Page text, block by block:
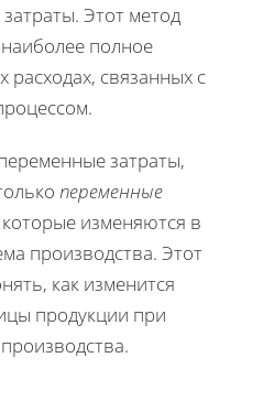
Этот метод
полное
расходах, связанных с
затраты,
переменные
которые изменяются в
производства. Этот
как изменится
продукции при